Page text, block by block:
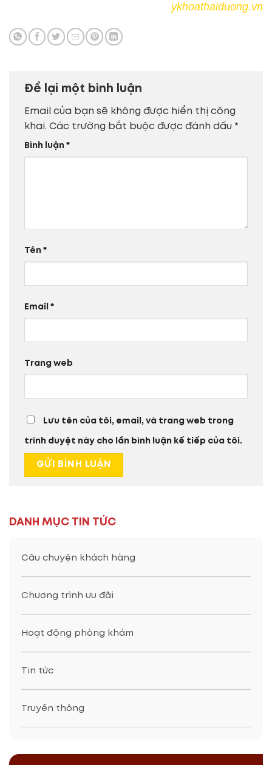
DANH MỤC TIN TỨC
Câu chuyện khách hàng
Chương trình ưu đãi
Hoạt động phòng khám
Tin tức
Truyền thông
ykhoathaiduong.vn
Để lại một bình luận
Email của bạn sẽ không được hiển thị công
khai. Các trường bắt buộc được đánh dấu *
Bình luận *
Tên *
Email *
Trang web
Lưu tên của tôi, email, và trang web trong
trình duyệt này cho lần bình luận kế tiếp của tôi.